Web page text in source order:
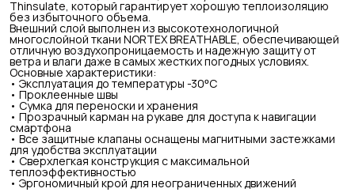
Thinsulate, который гарантирует хорошую теплоизоляцию
без избыточного объема.
Внешний слой выполнен из высокотехнологичной
многослойной ткани NORTEX BREATHABLE, обеспечивающей
отличную воздухопроницаемость и надежную защиту от
ветра и влаги даже в самых жестких погодных условиях.
Основные характеристики:
• Эксплуатация до температуры -30ᵒC
• Проклеенные швы
• Сумка для переноски и хранения
• Прозрачный карман на рукаве для доступа к навигации
смартфона
• Все защитные клапаны оснащены магнитными застежками
для удобства эксплуатации
• Сверхлегкая конструкция с максимальной
теплоэффективностью
• Эргономичный крой для неограниченных движений